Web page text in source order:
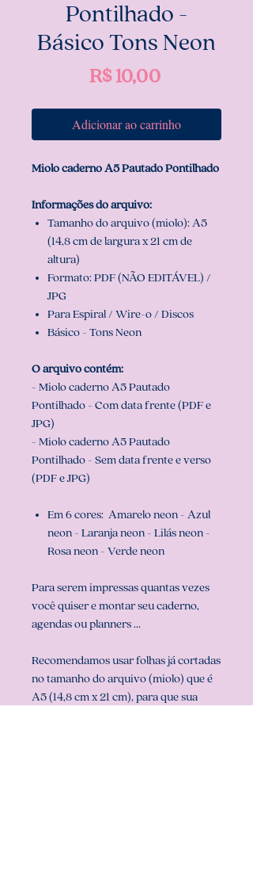
Pontilhado -
Básico Tons Neon
R$ 10,00Preço
Adicionar ao carrinho
Miolo caderno A5 Pautado Pontilhado
Informações do arquivo:
Tamanho do arquivo (miolo): A5
(14,8 cm de largura x 21 cm de
altura)
Formato: PDF (NÃO EDITÁVEL) /
JPG
Para Espiral / Wire-o / Discos
Básico - Tons Neon
O arquivo contém:
- Miolo caderno A5 Pautado
Pontilhado - Com data frente (PDF e
JPG)
- Miolo caderno A5 Pautado
Pontilhado - Sem data frente e verso
(PDF e JPG)
Em 6 cores: Amarelo neon - Azul
neon - Laranja neon - Lilás neon -
Rosa neon - Verde neon
Para serem impressas quantas vezes
você quiser e montar seu caderno,
agendas ou planners ...
Recomendamos usar folhas já cortadas
no tamanho do arquivo (miolo) que é
A5 (14,8 cm x 21 cm), para que sua